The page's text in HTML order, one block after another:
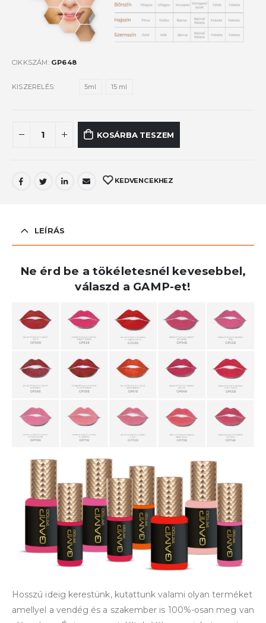
CIKKSZÁM: GP648
KISZERELÉS 5ml 15 ml
KOSÁRBA TESZEM
KEDVENCEKHEZ
LEÍRÁS
Ne érd be a tökéletesnél kevesebbel,
válaszd a GAMP-et!
Hosszú ideig kerestünk, kutattunk valami olyan terméket
amellyel a vendég és a szakember is 100%-osan meg van